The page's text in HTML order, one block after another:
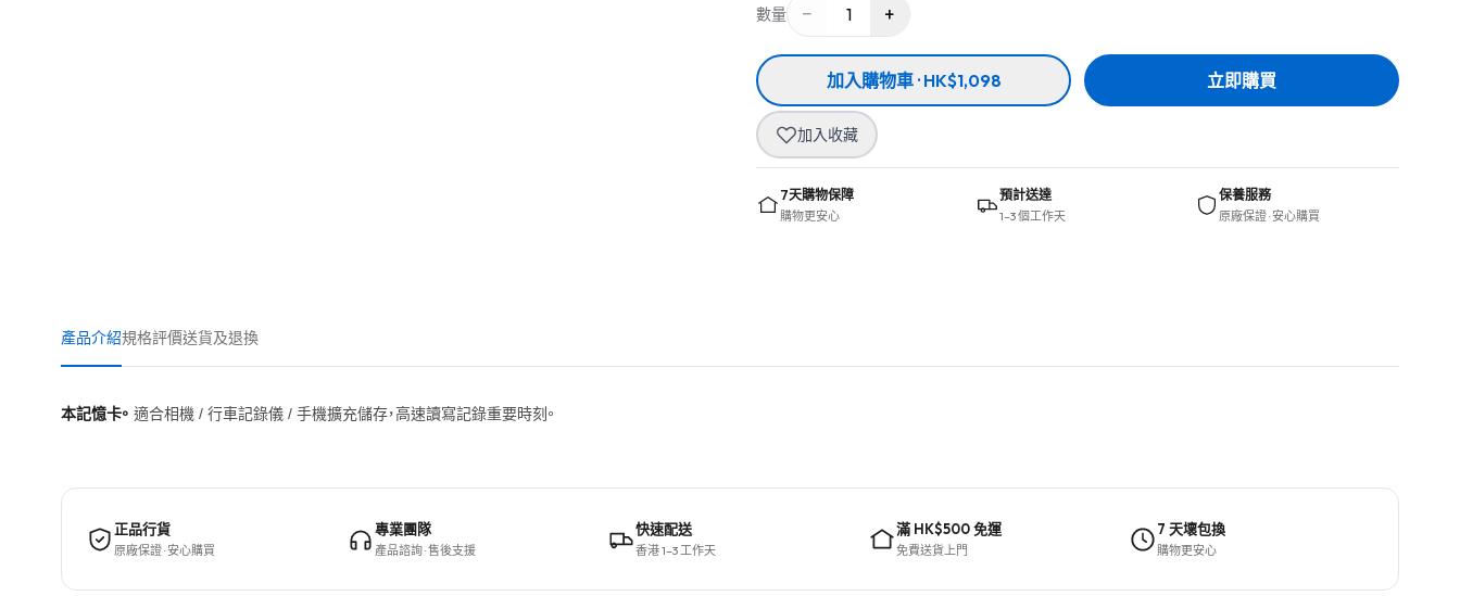
數量 − 1 +
加入購物車 · HK$1,098 立即購買
加入收藏
7天購物保障
購物更安心
預計送達
1–3 個工作天
保養服務
原廠保證 · 安心購買
產品介紹規格評價送貨及退換
本記憶卡。 適合相機 / 行車記錄儀 / 手機擴充儲存，高速讀寫記錄重要時刻。
正品行貨
原廠保證 · 安心購買
專業團隊
產品諮詢 · 售後支援
快速配送
香港 1–3 工作天
滿 HK$500 免運
免費送貨上門
7 天壞包換
購物更安心